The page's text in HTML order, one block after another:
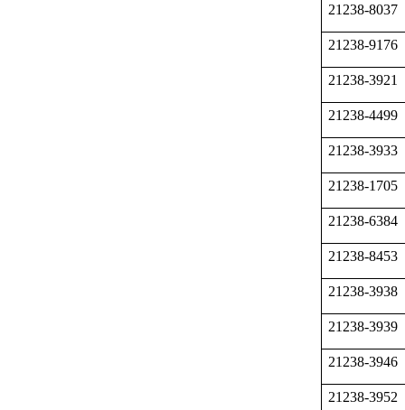
21238-8037
21238-9176
21238-3921
21238-4499
21238-3933
21238-1705
21238-6384
21238-8453
21238-3938
21238-3939
21238-3946
21238-3952